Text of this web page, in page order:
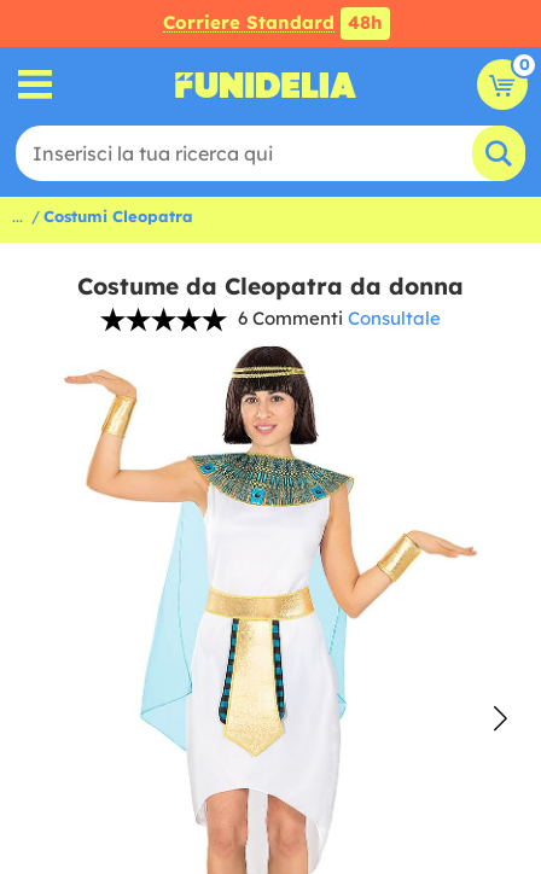
Corriere Standard 48h
0
... Costumi Cleopatra
Costume da Cleopatra da donna
6 Commenti Consultale